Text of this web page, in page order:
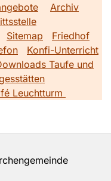
Archiv
Sitemap
Friedhof
Konfi-Unterricht
Taufe und
Leuchtturm